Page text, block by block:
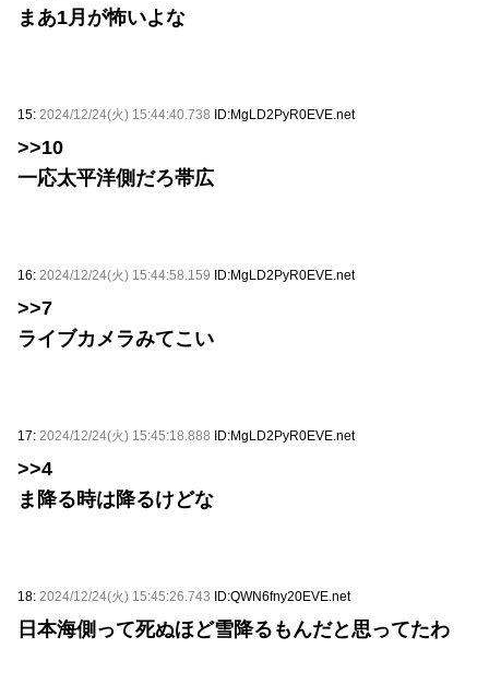
まあ1月が怖いよな
15: 2024/12/24(火) 15:44:40.738 ID:MgLD2PyR0EVE.net
>>10
一応太平洋側だろ帯広
16: 2024/12/24(火) 15:44:58.159 ID:MgLD2PyR0EVE.net
>>7
ライブカメラみてこい
17: 2024/12/24(火) 15:45:18.888 ID:MgLD2PyR0EVE.net
>>4
ま降る時は降るけどな
18: 2024/12/24(火) 15:45:26.743 ID:QWN6fny20EVE.net
日本海側って死ぬほど雪降るもんだと思ってたわ